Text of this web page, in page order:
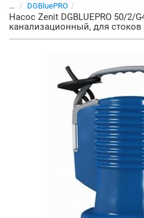
... DGBluePRO
Насос Zenit DGBLUEPRO 50/2/
канализационный, для стоков